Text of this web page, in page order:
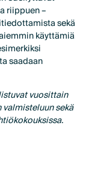
riippuen –
sekä
käyttämiä
saadaan
vuosittain
sekä